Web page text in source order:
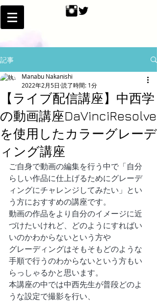
記事
【ライブ配信講座】中西学
の動画講座DaVinciResolve
を使用したカラーグレーデ
ィング講座
Manabu Nakanishi
2022年2月5日 読了時間: 1分
ご自身で動画の編集を行う中で「自分
らしい作品に仕上げるためにグレーデ
ィングにチャレンジしてみたい」とい
う方におすすめの講座です。
動画の作品をより自分のイメージに近
づけたいけれど、どのようにすればい
いのかわからないという方や
グレーディングはそもそもどのような
手順で行うのわからないという方もい
らっしゃるかと思います。
本講座の中では中西先生が普段どのよ
うな設定で撮影を行い、